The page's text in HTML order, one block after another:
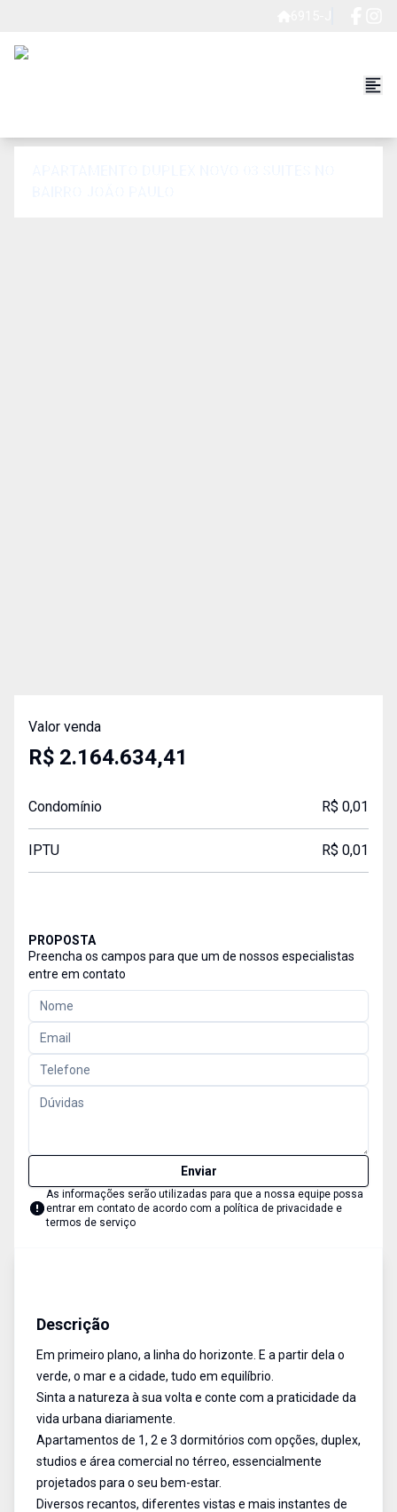
Valor venda
R$ 2.164.634,41
Condomínio R$ 0,01
IPTU R$ 0,01
PROPOSTA
Preencha os campos para que um de nossos especialistas
entre em contato
Enviar
As informações serão utilizadas para que a nossa equipe possa
entrar em contato de acordo com a política de privacidade e
termos de serviço
Descrição
Em primeiro plano, a linha do horizonte. E a partir dela o
verde, o mar e a cidade, tudo em equilíbrio.
Sinta a natureza à sua volta e conte com a praticidade da
vida urbana diariamente.
Apartamentos de 1, 2 e 3 dormitórios com opções, duplex,
studios e área comercial no térreo, essencialmente
projetados para o seu bem-estar.
Diversos recantos, diferentes vistas e mais instantes de